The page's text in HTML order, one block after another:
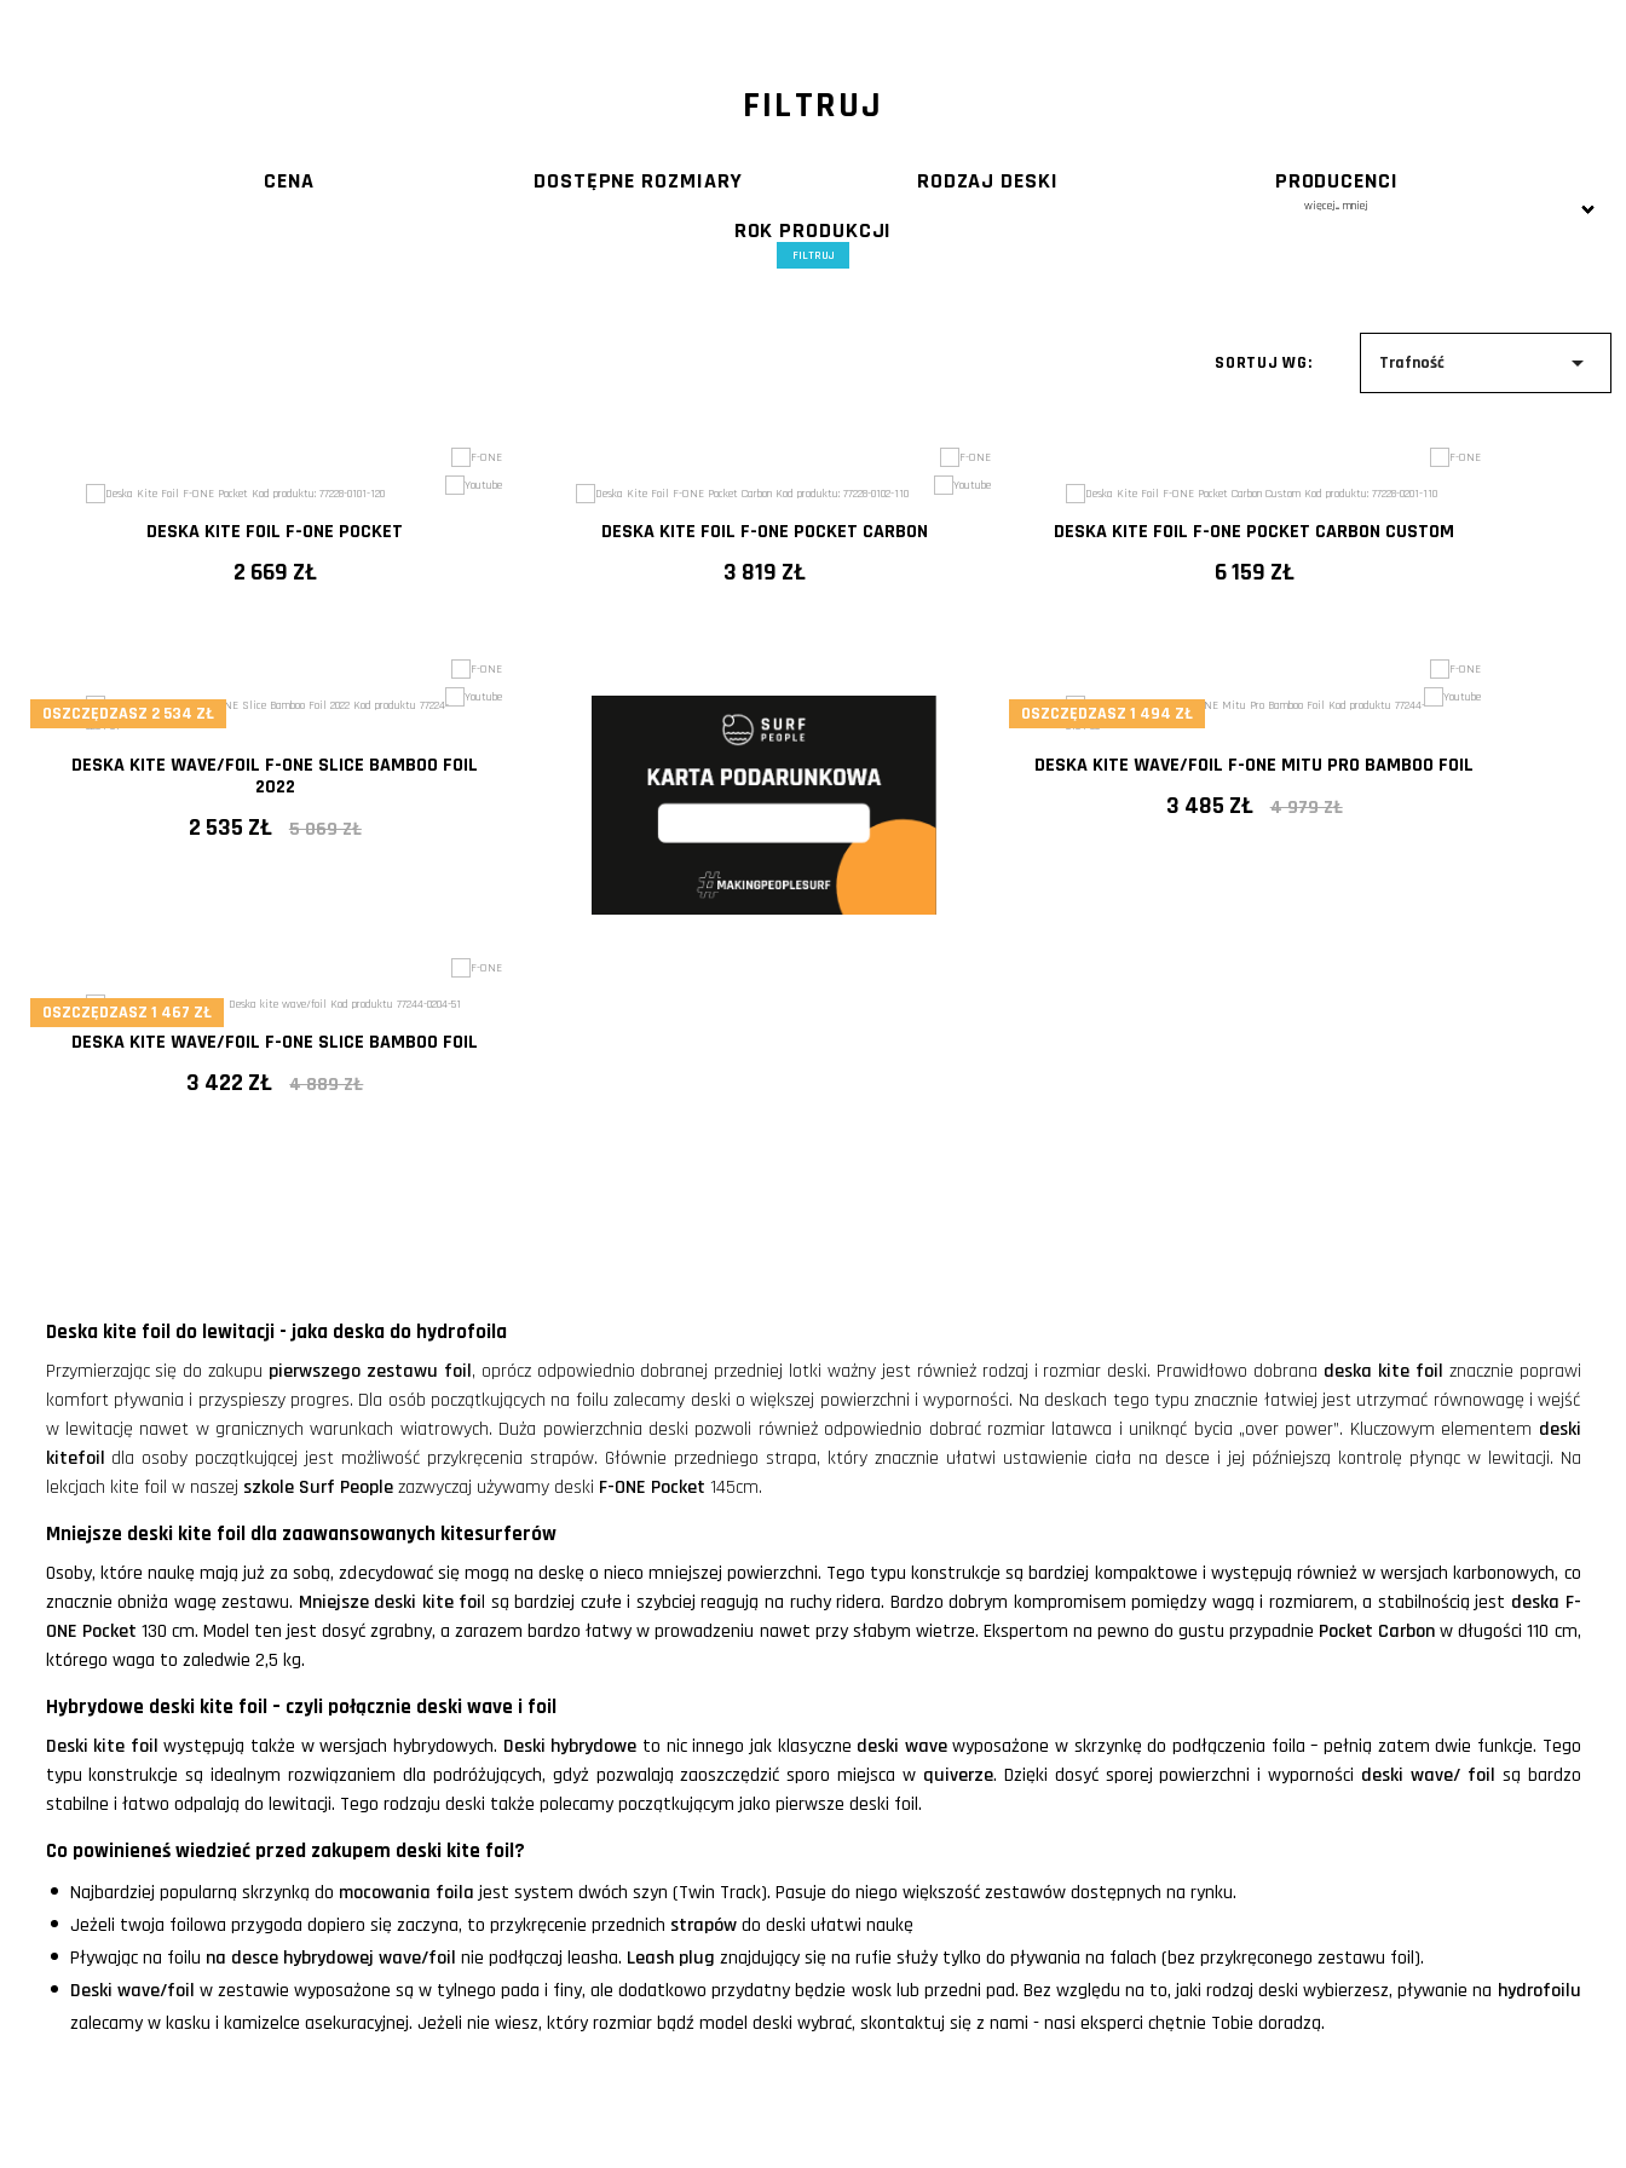
FILTRUJ
CENA DOSTĘPNE ROZMIARY RODZAJ DESKI PRODUCENCI
więcej... mniej
ROK PRODUKCJI
FILTRUJ
SORTUJ WG: Trafność 
DESKA KITE FOIL F-ONE POCKET
2 669 ZŁ
DESKA KITE FOIL F-ONE POCKET CARBON
3 819 ZŁ
DESKA KITE FOIL F-ONE POCKET CARBON CUSTOM
6 159 ZŁ
DESKA KITE WAVE/FOIL F-ONE SLICE BAMBOO FOIL
2022
2 535 ZŁ 5 069 ZŁ
OSZCZĘDZASZ 2 534 ZŁ
DESKA KITE WAVE/FOIL F-ONE MITU PRO BAMBOO FOIL
3 485 ZŁ 4 979 ZŁ
OSZCZĘDZASZ 1 494 ZŁ
DESKA KITE WAVE/FOIL F-ONE SLICE BAMBOO FOIL
3 422 ZŁ 4 889 ZŁ
OSZCZĘDZASZ 1 467 ZŁ
Deska kite foil do lewitacji - jaka deska do hydrofoila
Przymierzając się do zakupu pierwszego zestawu foil, oprócz odpowiednio dobranej przedniej lotki ważny jest również rodzaj i rozmiar deski. Prawidłowo dobrana deska kite foil znacznie poprawi
komfort pływania i przyspieszy progres. Dla osób początkujących na foilu zalecamy deski o większej powierzchni i wyporności. Na deskach tego typu znacznie łatwiej jest utrzymać równowagę i wejść
w lewitację nawet w granicznych warunkach wiatrowych. Duża powierzchnia deski pozwoli również odpowiednio dobrać rozmiar latawca i uniknąć bycia „over power”. Kluczowym elementem deski
kitefoil dla osoby początkującej jest możliwość przykręcenia strapów. Głównie przedniego strapa, który znacznie ułatwi ustawienie ciała na desce i jej późniejszą kontrolę płynąc w lewitacji. Na
lekcjach kite foil w naszej szkole Surf Peoplezazwyczaj używamy deski F-ONE Pocket 145cm.
Mniejsze deski kite foil dla zaawansowanych kitesurferów
Osoby, które naukę mają już za sobą, zdecydować się mogą na deskę o nieco mniejszej powierzchni. Tego typu konstrukcje są bardziej kompaktowe i występują również w wersjach karbonowych, co
znacznie obniża wagę zestawu. Mniejsze deski kite foil są bardziej czułe i szybciej reagują na ruchy ridera. Bardzo dobrym kompromisem pomiędzy wagą i rozmiarem, a stabilnością jest deska F-
ONE Pocket 130 cm. Model ten jest dosyć zgrabny, a zarazem bardzo łatwy w prowadzeniu nawet przy słabym wietrze. Ekspertom na pewno do gustu przypadnie Pocket Carbonw długości 110 cm,
którego waga to zaledwie 2,5 kg.
Hybrydowe deski kite foil – czyli połącznie deski wave i foil
Deski kite foil występują także w wersjach hybrydowych. Deski hybrydowe to nic innego jak klasyczne deski wavewyposażone w skrzynkę do podłączenia foila – pełnią zatem dwie funkcje. Tego
typu konstrukcje są idealnym rozwiązaniem dla podróżujących, gdyż pozwalają zaoszczędzić sporo miejsca w quiverze. Dzięki dosyć sporej powierzchni i wyporności deski wave/ foil są bardzo
stabilne i łatwo odpalają do lewitacji. Tego rodzaju deski także polecamy początkującym jako pierwsze deski foil.
Co powinieneś wiedzieć przed zakupem deski kite foil?
Najbardziej popularną skrzynką do mocowania foila jest system dwóch szyn (Twin Track). Pasuje do niego większość zestawów dostępnych na rynku.
Jeżeli twoja foilowa przygoda dopiero się zaczyna, to przykręcenie przednich strapówdo deski ułatwi naukę
Pływając na foilu na desce hybrydowej wave/foil nie podłączaj leasha. Leash plug znajdujący się na rufie służy tylko do pływania na falach (bez przykręconego zestawu foil).
Deski wave/foil w zestawie wyposażone są w tylnego pada i finy, ale dodatkowo przydatny będzie wosk lub przedni pad. Bez względu na to, jaki rodzaj deski wybierzesz, pływanie na hydrofoilu
zalecamy w kasku i kamizelce asekuracyjnej. Jeżeli nie wiesz, który rozmiar bądź model deski wybrać, skontaktuj się z nami - nasi eksperci chętnie Tobie doradzą.